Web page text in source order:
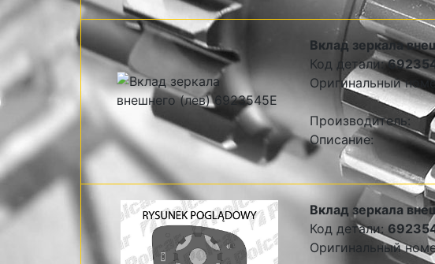
Вклад зеркала
Код детали:
Оригинальный
Производитель:
Описание:
Вклад зеркала
Код детали:
Оригинальный